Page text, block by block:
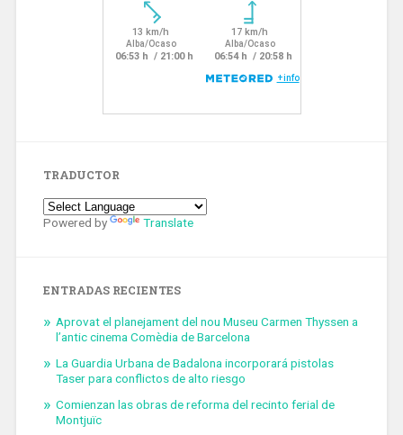
TRADUCTOR
Powered by Translate
ENTRADAS RECIENTES
Aprovat el planejament del nou Museu Carmen Thyssen a
l’antic cinema Comèdia de Barcelona
La Guardia Urbana de Badalona incorporará pistolas
Taser para conflictos de alto riesgo
Comienzan las obras de reforma del recinto ferial de
Montjuïc